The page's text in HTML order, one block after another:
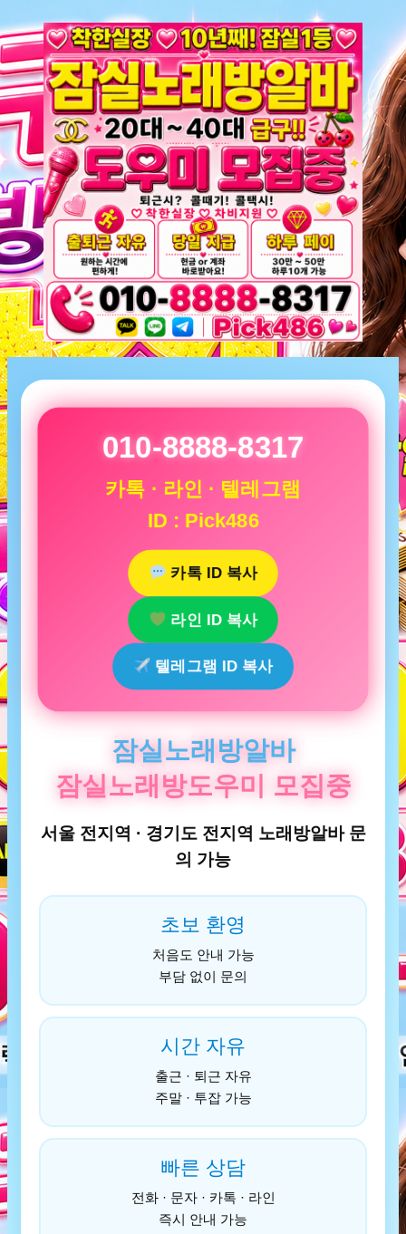
010-8888-8317
카톡 · 라인 · 텔레그램
ID : Pick486
카톡 ID 복사
라인 ID 복사
텔레그램 ID 복사
잠실노래방알바
잠실노래방도우미 모집중
서울 전지역 · 경기도 전지역 노래방알바 문
의 가능
초보 환영
처음도 안내 가능
부담 없이 문의
시간 자유
출근 · 퇴근 자유
주말 · 투잡 가능
빠른 상담
전화 · 문자 · 카톡 · 라인
즉시 안내 가능